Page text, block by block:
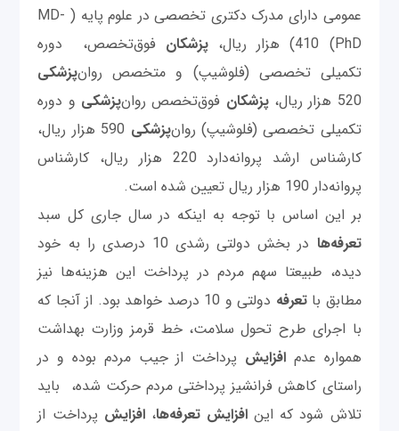
عمومی دارای مدرک دکتری تخصصی در علوم پایه ( MD-
PhD) 410) هزار ریال،
پزشکانفوق‌تخصص، ‌ دوره
تکمیلی تخصصی (فلوشیپ) و متخصص روان‌پزشکی
520 هزار ریال،
پزشکان فوق‌تخصص روان‌پزشکی و دوره
تکمیلی تخصصی (فلوشیپ) روان‌پزشکی
590 هزار ریال،
کارشناس ارشد پروانه‌دارد 220 هزار ریال، کارشناس
پروانه‌دار 190 هزار ریال تعیین شده است.
بر این اساس با توجه به اینکه در سال جاری کل سبد
تعرفه‌ها
در بخش دولتی رشدی 10 درصدی را به خود
دیده، طبیعتا سهم مردم در پرداخت این هزینه‌ها نیز
مطابق باتعرفه
دولتی و 10 درصد خواهد بود. از آنجا که
با اجرای طرح تحول سلامت، خط قرمز وزارت بهداشت
همواره عدم افزایش پرداخت از جیب مردم بوده و در
راستای کاهش فرانشیز پرداختی مردم حرکت شده، ‌ باید
تلاش شود که این افزایش تعرفه‌ها،افزایش پرداخت از